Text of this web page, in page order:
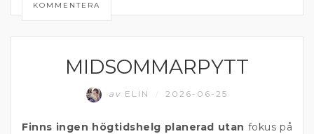
KOMMENTERA
MIDSOMMARPYTT
av ELIN 2026-06-25
Finns ingen högtidshelg planerad utan fokus på